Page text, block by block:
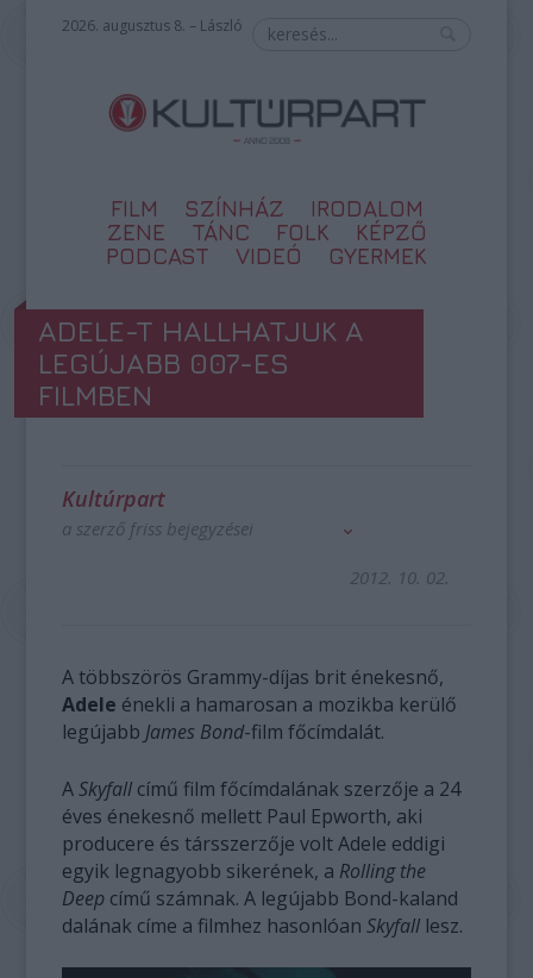
2026. augusztus 8. – László
FILM SZÍNHÁZ
IRODALOM
ZENE
TÁNC FOLK
KÉPZŐ
PODCAST
VIDEÓ GYERMEK
ADELE-T HALLHATJUK A
LEGÚJABB 007-ES
FILMBEN
Kultúrpart
a szerző friss bejegyzései
2012. 10. 02.
A többszörös Grammy-díjas brit énekesnő,
Adele énekli a hamarosan a mozikba kerülő
legújabb James Bond-film főcímdalát.
ASkyfall című film főcímdalának szerzője a 24
éves énekesnő mellett Paul Epworth, aki
producere és társszerzője volt Adele eddigi
egyik legnagyobb sikerének, a Rolling the
Deep című számnak. A legújabb Bond-kaland
dalának címe a filmhez hasonlóanSkyfall lesz.